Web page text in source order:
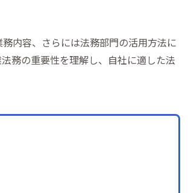
内容、さらには法務部門の活用方法に
務の重要性を理解し、自社に適した法